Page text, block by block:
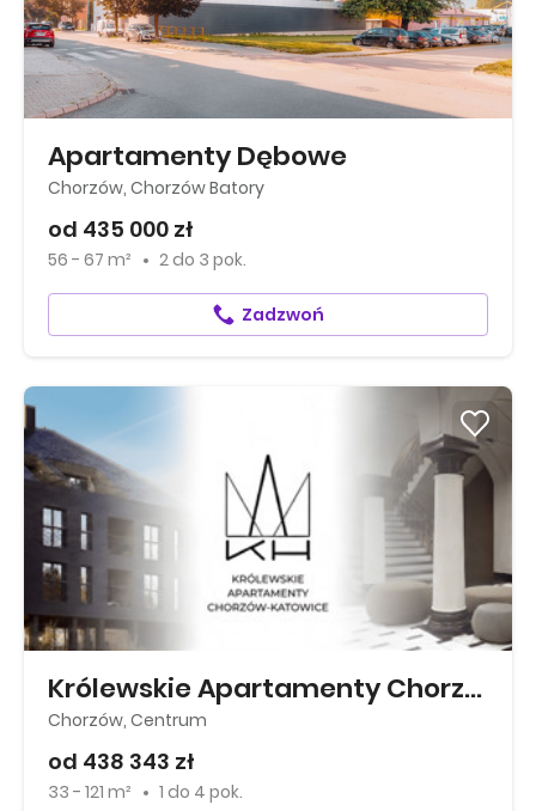
Apartamenty Dębowe
Chorzów, Chorzów Batory
od 435 000 zł
56 - 67 m² 2 do 3 pok.
Zadzwoń
Królewskie Apartamenty Chorzów-Katowice
Chorzów, Centrum
od 438 343 zł
33 - 121 m² 1 do 4 pok.